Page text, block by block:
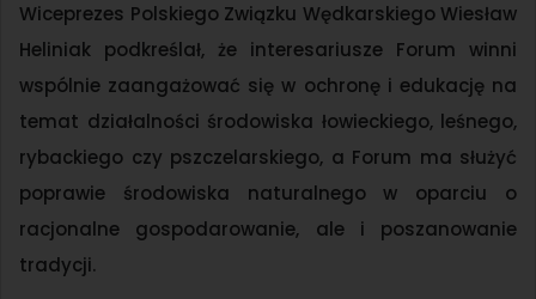
Wiceprezes Polskiego Związku Wędkarskiego Wiesław
Heliniak podkreślał, że interesariusze Forum winni
wspólnie zaangażować się w ochronę i edukację na
temat działalności środowiska łowieckiego, leśnego,
rybackiego czy pszczelarskiego, a Forum ma służyć
poprawie środowiska naturalnego w oparciu o
racjonalne gospodarowanie, ale i poszanowanie
tradycji.